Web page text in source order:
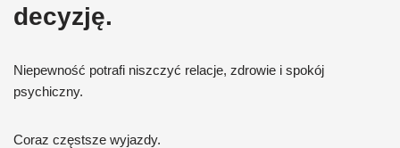
decyzję.
Niepewność potrafi niszczyć relacje, zdrowie i spokój
psychiczny.
Coraz częstsze wyjazdy.